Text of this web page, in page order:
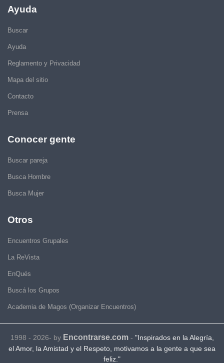
Ayuda
Buscar
Ayuda
Reglamento y Privacidad
Mapa del sitio
Contacto
Prensa
Conocer gente
Buscar pareja
Busca Hombre
Busca Mujer
Otros
Encuentros Grupales
La ReVista
EnQués
Buscá los Grupos
Academia de Magos (Organizar Encuentros)
1998 - 2026- by Encontrarse.com- "Inspirados en la Alegría,
el Amor, la Amistad y el Respeto, motivamos a la gente a que sea
feliz."